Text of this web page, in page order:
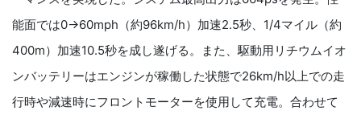
能面では0→60mph（約96km/h）加速2.5秒、1/4マイル（約
400m）加速10.5秒を成し遂げる。また、駆動用リチウムイオ
ンバッテリーはエンジンが稼働した状態で26km/h以上での走
行時や減速時にフロントモーターを使用して充電。合わせて